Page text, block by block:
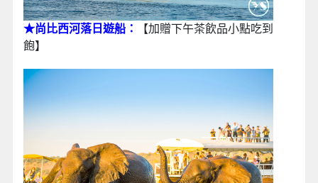
★尚比西河落日遊船：
【加贈下午茶飲品小點吃到
飽】